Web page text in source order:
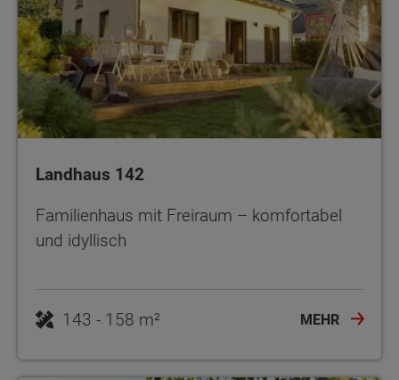
Landhaus 142
Familienhaus mit Freiraum – komfortabel
und idyllisch
143 - 158 m² MEHR